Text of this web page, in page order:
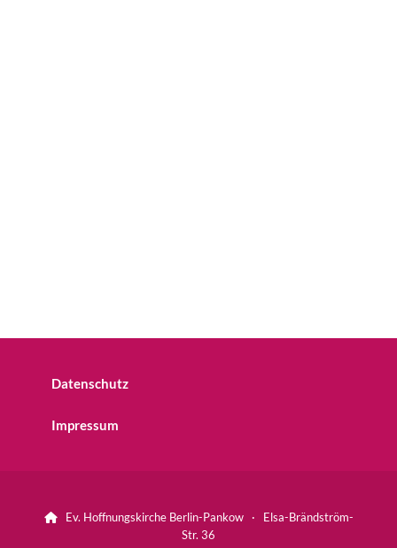
Datenschutz
Impressum
Ev. Hoffnungskirche Berlin-Pankow · Elsa-Brändström-
Str. 36